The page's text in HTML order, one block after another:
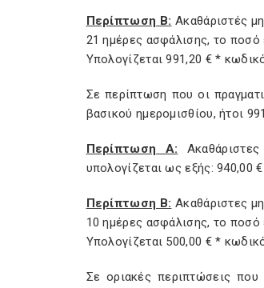
Περίπτωση Β: Ακαθάριστές
21 ημέρες ασφάλισης, το ποσό
Υπολογίζεται 991,20 € *
Σε περίπτωση που οι
βασικού ημερομισθίου, ήτοι
Περίπτωση Α:
υπολογίζεται ως εξής:
Περίπτωση Β: Ακαθάριστες
10 ημέρες ασφάλισης, το
Υπολογίζεται 500,00 € *
Σε οριακές περιπτώσεις που